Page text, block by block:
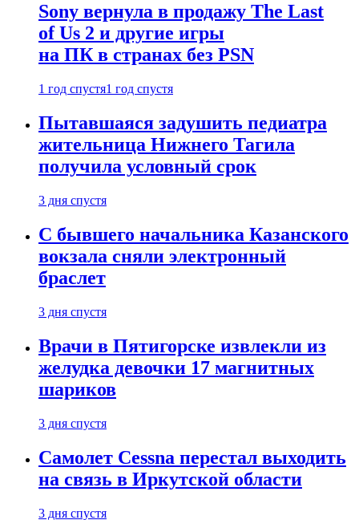
Sony вернула в продажу The Last
of Us 2 и другие игры
на ПК в странах без PSN
1 год спустя1 год спустя
Пытавшаяся задушить педиатра
жительница Нижнего Тагила
получила условный срок
3 дня спустя
С бывшего начальника Казанского
вокзала сняли электронный
браслет
3 дня спустя
Врачи в Пятигорске извлекли из
желудка девочки 17 магнитных
шариков
3 дня спустя
Самолет Cessna перестал выходить
на связь в Иркутской области
3 дня спустя